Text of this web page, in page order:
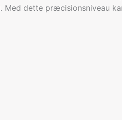
Med dette præcisionsniveau